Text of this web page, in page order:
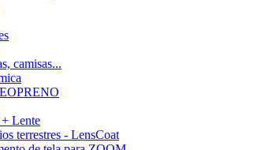
camisas...
+ Lente
terrestres - LensCoat